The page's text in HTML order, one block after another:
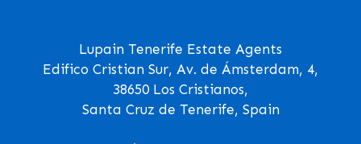
Lupain Tenerife Estate Agents
Edifico Cristian Sur, Av. de Ámsterdam, 4,
38650 Los Cristianos,
Santa Cruz de Tenerife, Spain